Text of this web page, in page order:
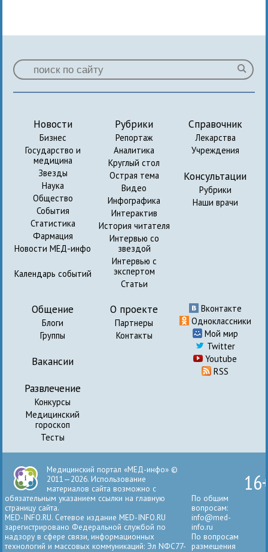
Новости
Бизнес
Государство и
медицина
Звезды
Наука
Общество
События
Статистика
Фармация
Новости МЕД-инфо
Календарь событий
Рубрики
Репортаж
Аналитика
Круглый стол
Острая тема
Видео
Инфографика
Интерактив
История читателя
Интервью со
звездой
Интервью с
экспертом
Статьи
Справочник
Лекарства
Учреждения
Консультации
Рубрики
Наши врачи
Общение
Блоги
Группы
Вакансии
Развлечение
Конкурсы
Медицинский
гороскоп
Тесты
О проекте
Партнеры
Контакты
Вконтакте
Одноклассники
Мой мир
Twitter
Youtube
RSS
Медицинский портал «МЕД-инфо» ©
2011—2026. Использование
материалов сайта возможно с
обязательным указанием ссылки на главную
страницу сайта.
MED-INFO.RU. Сетевое издание MED-INFO.RU
зарегистрировано Федеральной службой по
надзору в сфере связи, информационных
технологий и массовых коммуникаций: Эл NФС77-
По общим
вопросам:
info@med-
info.ru
По вопросам
размещения